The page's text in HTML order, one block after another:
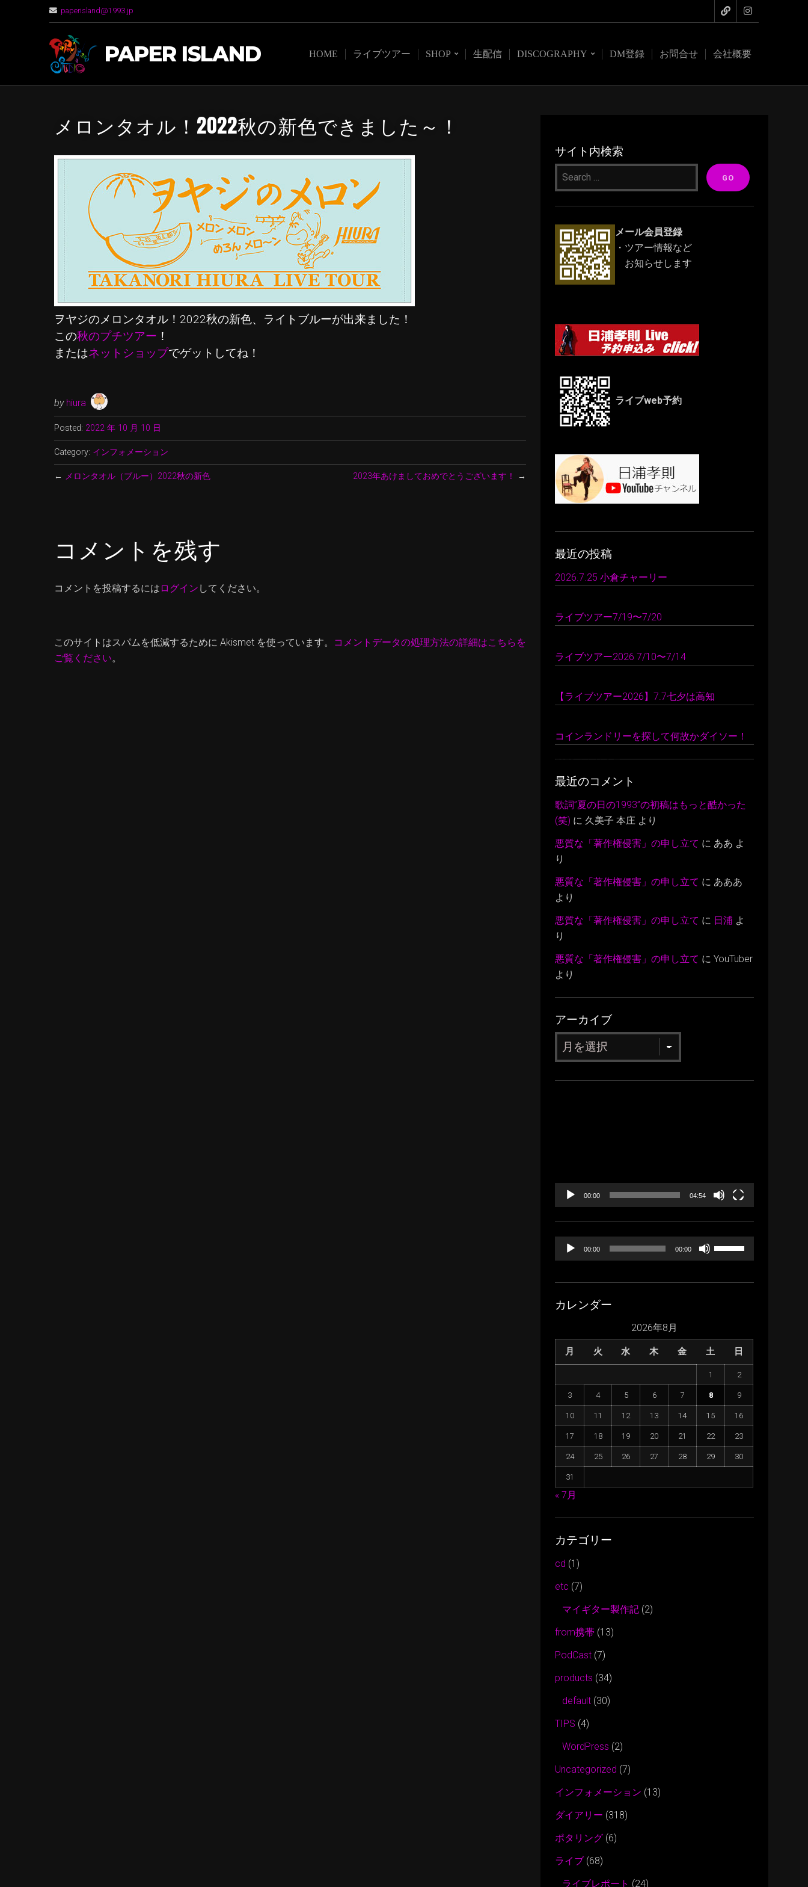
paperisland@1993.jp
PAPER ISLAND HOME ライブツアー SHOP 生配信 DISCOGRAPHY DM登録 お問合せ 会社概要
メロンタオル！2022秋の新色できました～！
ヲヤジのメロンタオル！2022秋の新色、ライトブルーが出来ました！
この秋のプチツアー ！
またはネットショップでゲットしてね！
by hiura
Posted: 2022 年 10 月 10 日
Category: インフォメーション
← メロンタオル（ブルー）2022秋の新色 2023年あけましておめでとうございます！ →
コメントを残す
コメントを投稿するには ログイン してください。
このサイトはスパムを低減するために Akismet を使っています。
コメントデータの処理方法の詳細はこちらを
ご覧ください。
サイト内検索
メール会員登録
・ツアー情報など
お知らせします
ライブweb予約
最近の投稿
2026.7.25 小倉チャーリー
ライブツアー7/19〜7/20
ライブツアー2026 7/10〜7/14
【ライブツアー2026】7.7七夕は高知
コインランドリーを探して何故かダイソー！
2026 年 7 月 9 日
最近のコメント
歌詞”夏の日の1993”の初稿はもっと酷かった
(笑) に 久美子 本庄 より
悪質な「著作権侵害」の申し立て に ああ よ
り
悪質な「著作権侵害」の申し立て に あああ
より
悪質な「著作権侵害」の申し立て に 日浦 よ
り
悪質な「著作権侵害」の申し立て にYouTuber
より
アーカイブ
ー
ヤ
00:00 04:54
声
ー
ー
00:00 00:00
リ
節
に
上
矢
印
キ
カレンダー
2026年8月
月 火 水 木 金 土 日
1 2
3 4 5 6 7 8 9
10 11 12 13 14 15 16
17 18 19 20 21 22 23
24 25 26 27 28 29 30
31
« 7月
カテゴリー
cd (1)
etc (7)
マイギター製作記 (2)
from携帯 (13)
PodCast (7)
products (34)
default (30)
TIPS (4)
WordPress (2)
Uncategorized (7)
インフォメーション (13)
ダイアリー (318)
ポタリング (6)
ライブ (68)
ライブレポート (24)